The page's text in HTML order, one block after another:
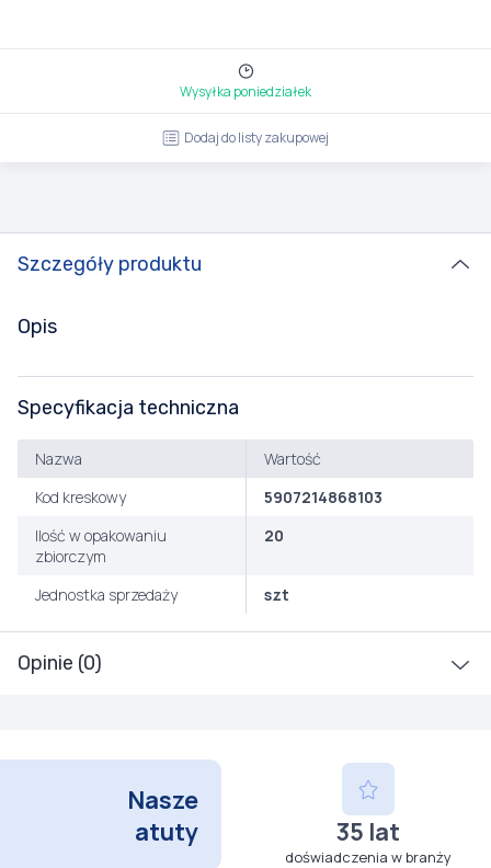
Wysyłka poniedziałek
Dodaj do listy zakupowej
Szczegóły produktu
Opinie (0)
Opis
Specyfikacja techniczna
Nazwa
Wartość
Kod kreskowy
5907214868103
Ilość w opakowaniu
zbiorczym
20
Jednostka sprzedaży szt
Nasze
atuty
35 lat
doświadczenia w branży